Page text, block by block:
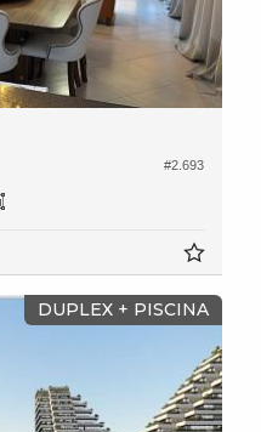
#2.693
DUPLEX + PISCINA